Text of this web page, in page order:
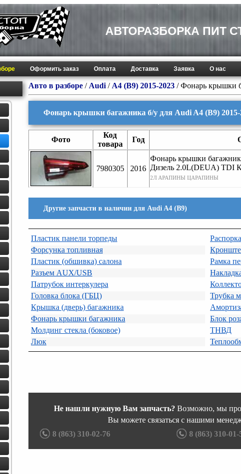
АВТОРАЗБОРКА ПИТ
Оформить заказ Оплата Доставка Заявка О нас
Авто в разборе / Audi / A4 (B9) 2015-2023 / Фонарь крышки
Фонарь крышки багажника б/у для Audi A4 (B9) 2015-
Фото
Код
товара
Год
7980305 2016
Фонарь крышки
Дизель 2.0L(DEUA)
2Л АРАПИНЫ ЦАРАПИНЫ
Другие запчасти в наличии для Audi A4 (B9)
Пластик панели торпеды
Форсунка топливная
Пластик (обшивка) салона
Разъем AUX/USB
Патрубок интеркулера
Головка блока (ГБЦ)
Крышка (дверь) багажника
Фонарь крышки багажника
Молдинг стекла (боковое)
Люк
Рамка
Трубка
Блок
ТНВД
Не нашли нужную Вам запчасть? Возможно, мы
Вы можете связаться с нашими
8 (863) 310-02-76
8 (863) 310-01-